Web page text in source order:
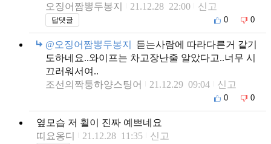
오징어짬뽕두봉지
21.12.28 22:00 신고
답댓글 0 0
@오징어짬뽕두봉지
듣는사람에 따라다른거 같기
도하네요..와이프는 차고장난줄 알았다고..너무 시
끄러워서여..
조선의짝퉁하양스팅어
21.12.29 09:04 신고
0 0
옆모습 저 휠이 진짜 예쁘네요
띠요옹디
21.12.28 11:35 신고